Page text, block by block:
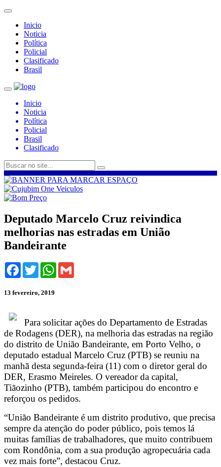
Inicio
Noticia
Política
Policial
Clasificado
Brasil
Inicio
Noticia
Política
Policial
Brasil
Clasificado
Deputado Marcelo Cruz reivindica
melhorias nas estradas em União
Bandeirante
Facebook
TwitterWhatsApp
13 fevereiro, 2019
Para solicitar ações do Departamento de Estradas
de Rodagens (DER), na melhoria das estradas na região
do distrito de União Bandeirante, em Porto Velho, o
deputado estadual Marcelo Cruz (PTB) se reuniu na
manhã desta segunda-feira (11) com o diretor geral do
DER, Erasmo Meireles. O vereador da capital,
Tiãozinho (PTB), também participou do encontro e
reforçou os pedidos.
“União Bandeirante é um distrito produtivo, que precisa
sempre da atenção do poder público, pois temos lá
muitas famílias de trabalhadores, que muito contribuem
com Rondônia, com a sua produção agropecuária cada
vez mais forte”, destacou Cruz.